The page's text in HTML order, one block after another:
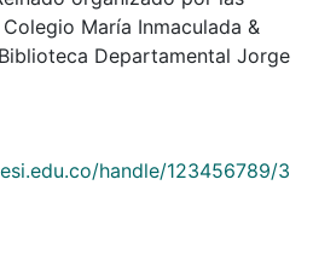
María Inmaculada &
Departamental Jorge
handle/123456789/3